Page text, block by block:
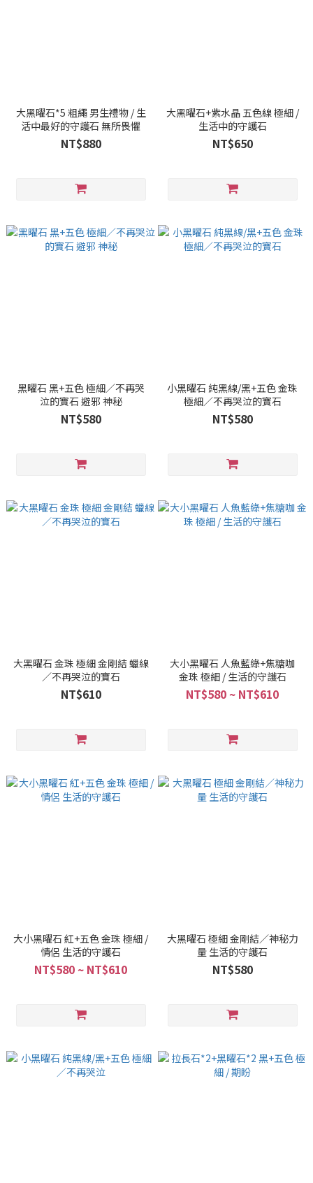
大黑曜石*5 粗繩 男生禮物 / 生
活中最好的守護石 無所畏懼
NT$880
大黑曜石+紫水晶 五色線 極細 /
生活中的守護石
NT$650
黑曜石 黑+五色 極細／不再哭
泣的寶石 避邪 神秘
NT$580
小黑曜石 純黑線/黑+五色 金珠
極細／不再哭泣的寶石
NT$580
大黑曜石 金珠 極細 金剛結 蠟線
／不再哭泣的寶石
NT$610
大小黑曜石 人魚藍綠+焦糖咖
金珠 極細 / 生活的守護石
NT$580 ~ NT$610
大小黑曜石 紅+五色 金珠 極細 /
情侶 生活的守護石
NT$580 ~ NT$610
大黑曜石 極細 金剛結／神秘力
量 生活的守護石
NT$580